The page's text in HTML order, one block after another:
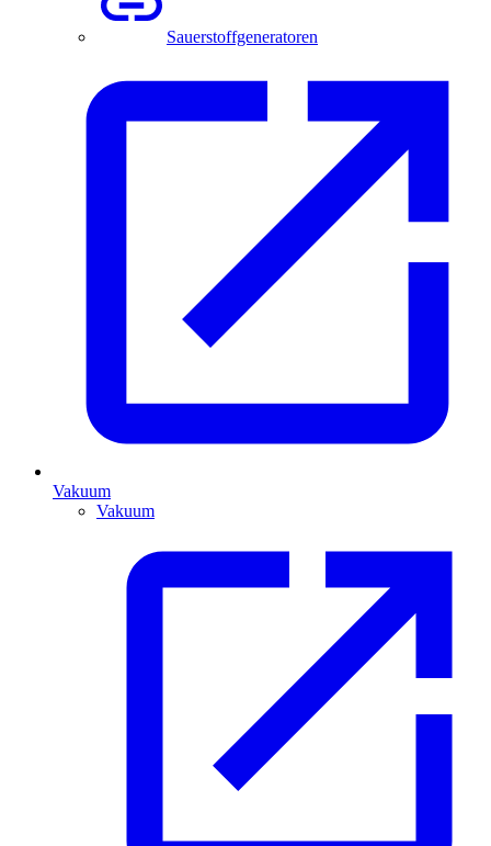
Sauerstoffgeneratoren
Vakuum
Vakuum